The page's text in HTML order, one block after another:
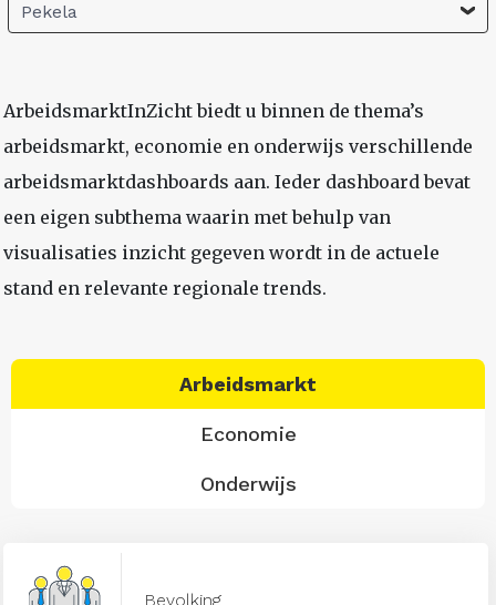
Pekela
ArbeidsmarktInZicht biedt u binnen de thema’s
arbeidsmarkt, economie en onderwijs verschillende
arbeidsmarktdashboards aan. Ieder dashboard bevat
een eigen subthema waarin met behulp van
visualisaties inzicht gegeven wordt in de actuele
stand en relevante regionale trends.
Arbeidsmarkt
Economie
Onderwijs
Bevolking